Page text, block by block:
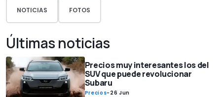
NOTICIAS FOTOS
Últimas noticias
Precios muy interesantes los del
SUV que puede revolucionar
Subaru
Precios- 26 Jun